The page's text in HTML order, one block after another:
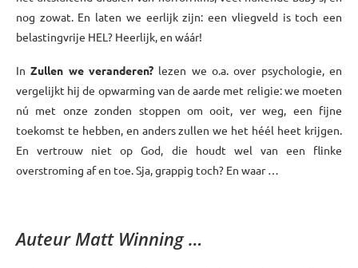
nog zowat. En laten we eerlijk zijn: een vliegveld is toch een
belastingvrije HEL? Heerlijk, en wáár!
InZullen we veranderen? lezen we o.a. over psychologie, en
vergelijkt hij de opwarming van de aarde met religie: we moeten
nú met onze zonden stoppen om ooit, ver weg, een fijne
toekomst te hebben, en anders zullen we het héél heet krijgen.
En vertrouw niet op God, die houdt wel van een flinke
overstroming af en toe. Sja, grappig toch? En waar …
Auteur Matt Winning …